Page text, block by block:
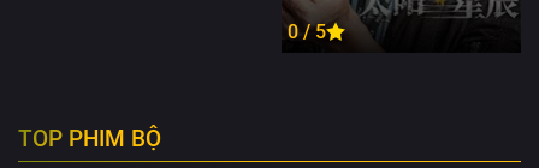
0 / 5
TOP PHIM BỘ